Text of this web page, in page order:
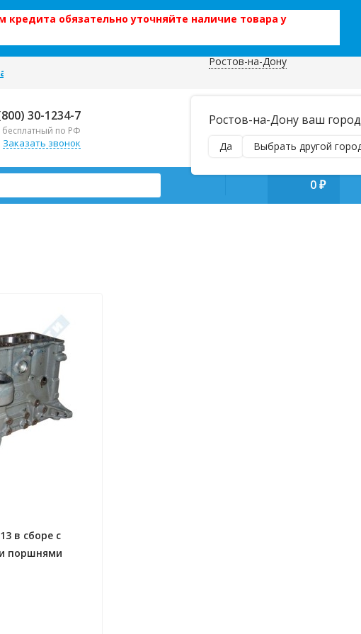
обязательно уточняйте наличие товара у
данных
Ростов-на-Дону
Ростов-на-Дону ваш
Да Выбрать другой
30-1234-7
бесплатный по РФ
Заказать звонок
наложенным платежом!
manager@regiontehsnab.ru
0 ₽
в сборе с
поршнями